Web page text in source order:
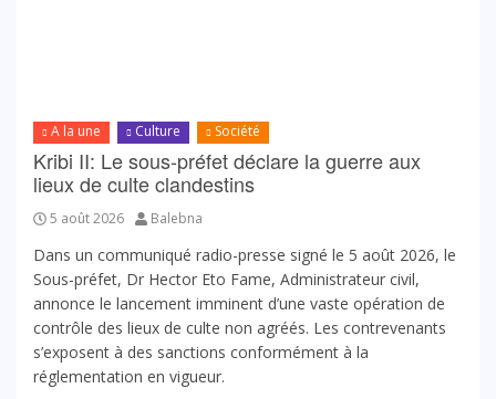
A la une Culture Société
Kribi II: Le sous-préfet déclare la guerre aux
lieux de culte clandestins
5 août 2026 Balebna
Dans un communiqué radio-presse signé le 5 août 2026, le
Sous-préfet, Dr Hector Eto Fame, Administrateur civil,
annonce le lancement imminent d’une vaste opération de
contrôle des lieux de culte non agréés. Les contrevenants
s’exposent à des sanctions conformément à la
réglementation en vigueur.